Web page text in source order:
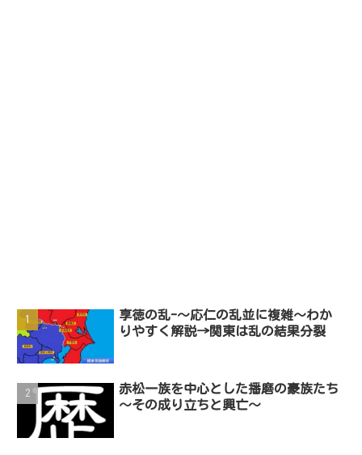
享徳の乱-～応仁の乱並に複雑～わか
りやすく解説→関東は乱の結果分裂
赤松一族を中心とした播磨の豪族たち
〜その成り立ちと興亡〜